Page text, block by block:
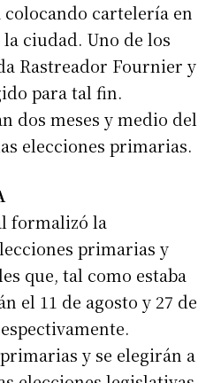
cartelería en
ciudad. Uno de los
Rastreador Fournier y
para tal fin.
dos meses y medio del
elecciones primarias.
formalizó la
primarias y
que, tal como estaba
el 11 de agosto y 27 de
y se elegirán a